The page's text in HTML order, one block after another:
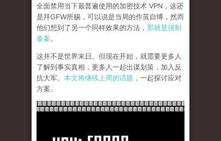
全面禁用当下最普遍使用的加密技术 VPN，这还
是拜GFW所赐，可以说是当局的作茧自缚，然而
他们想到了另一个同样效果的方法， 那就是强制
备案。
这并不是世界末日。但现在开始，就需要更多人
了解到事实真相，更多人一起出谋划策，加入反
抗大军。 本文将继续上周的话题 ，一起探讨应对
方案。